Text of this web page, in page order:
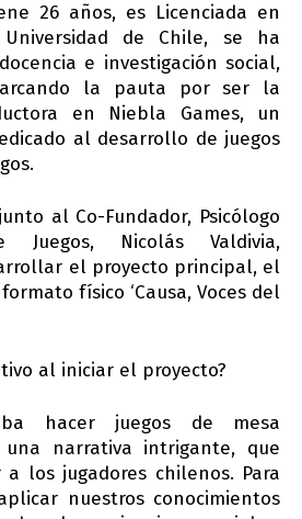
26 años, es Licenciada en
de Chile, se ha
e investigación social,
la pauta por ser la
en Niebla Games, un
al desarrollo de juegos
al Co-Fundador, Psicólogo
Nicolás Valdivia,
el proyecto principal, el
físico ‘Causa, Voces del
al iniciar el proyecto?
hacer juegos de mesa
una narrativa intrigante, que
los jugadores chilenos. Para
nuestros conocimientos